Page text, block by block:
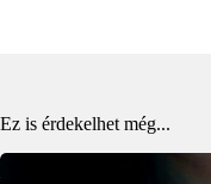
Ez is érdekelhet még...